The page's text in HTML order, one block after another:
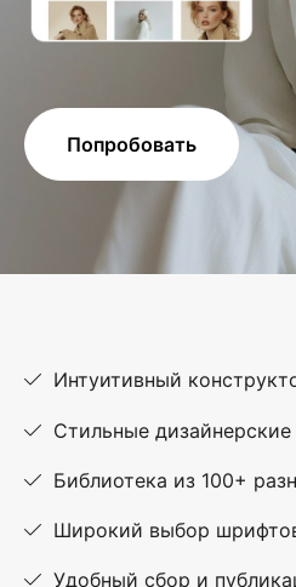
Попробовать
Интуитивный
Стильные
Библиотека из 100+
Широкий выбор
Удобный сбор и